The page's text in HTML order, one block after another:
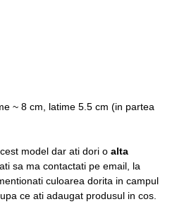
~ 8 cm, latime 5.5 cm (in partea
model dar ati dori o alta
sa ma contactati pe email, la
culoarea dorita in campul
ce ati adaugat produsul in cos.